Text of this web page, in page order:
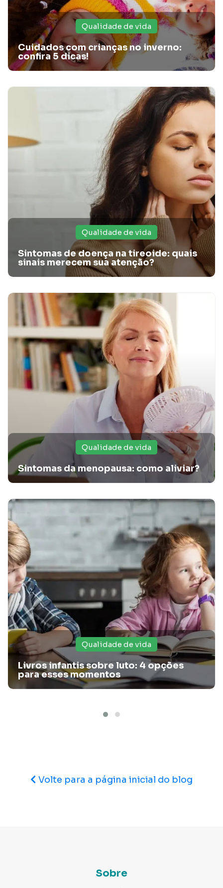
Cuidados essenciais com a alimentação para
Buscando mais informações sobre alimentação para idosos
acamados? Confira o artigo da Santa Casa Card e saiba
Qualidade de vida
Cuidados com crianças no inverno:
confira 5 dicas!
Cuidados com crianças no inverno: confira 5
Confira com a Santa Casa Card algumas dicas de cuidados
com crianças no inverno. Leia mais no artigo!
Qualidade de vida
Sintomas de doença na tireoide: quais
sinais merecem sua atenção?
Sintomas de doença na tireoide: quais sinais
Você sabe quais são os sintomas de doenças na tireoide?
Leia o artigo da Santa Casa Card e saiba o que merece sua
Qualidade de vida
Sintomas da menopausa: como aliviar?
É possível aliviar os sintomas da menopausa? No artigo, a
Qualidade de vida
Livros infantis sobre luto: 4 opções
para esses momentos
Volte para a página inicial do blog
Sobre